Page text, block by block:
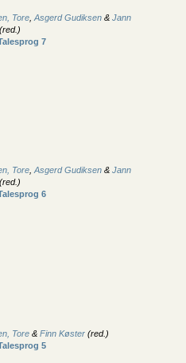
Tore Asgerd Gudiksen & Jann
(red.)
7
Tore Asgerd Gudiksen & Jann
(red.)
6
Tore & Finn Køster (red.)
5